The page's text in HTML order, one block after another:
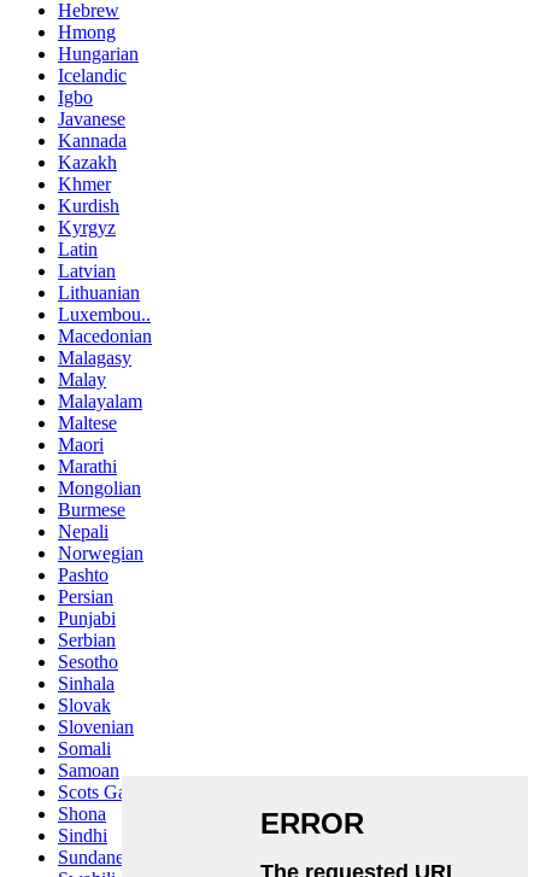
Hebrew
Hmong
Hungarian
Icelandic
Igbo
Javanese
Kannada
Kazakh
Khmer
Kurdish
Kyrgyz
Latin
Latvian
Lithuanian
Luxembou..
Macedonian
Malagasy
Malay
Malayalam
Maltese
Maori
Marathi
Mongolian
Burmese
Nepali
Norwegian
Pashto
Persian
Punjabi
Serbian
Sesotho
Sinhala
Slovak
Slovenian
Somali
Samoan
Scots Gaelic
Shona
Sindhi
Sundanese